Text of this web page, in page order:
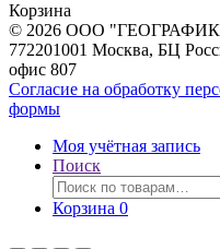
Корзина
© 2026 ООО
772201001 Москва, БЦ
офис 807
Согласие на обработку
формы
Моя учётная запись
Поиск
Искать:
Корзина 0